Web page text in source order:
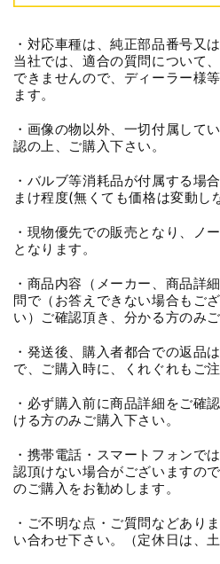
・対応車種は、純正部品番号又
当社では、適合の質問について
できませんので、ディーラー様
ます。
・画像の物以外、一切付属して
認の上、ご購入下さい。
・バルブ等消耗品が付属する場
まけ程度(無くても価格は変動し
・現物優先での販売となり、ノ
となります。
・商品内容（メーカー、商品詳
問で（お答えできない場合もご
い）ご確認頂き、分かる方のみご
・発送後、購入者都合での返品
で、ご購入時に、くれぐれもご注
・必ず購入前に商品詳細をご確
ける方のみご購入下さい。
・携帯電話・スマートフォンで
認頂けない場合がございますの
のご購入をお勧めします。
・ご不明な点・ご質問などあり
い合わせ下さい。（定休日は、